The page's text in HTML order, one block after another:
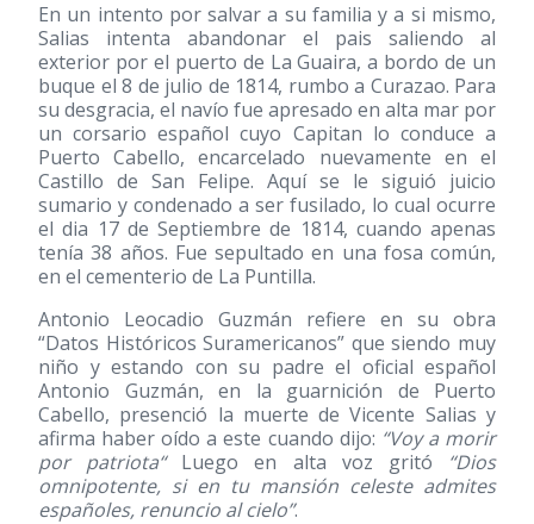
En un intento por salvar a su familia y a si mismo,
Salias intenta abandonar el pais saliendo al
exterior por el puerto de La Guaira, a bordo de un
buque el 8 de julio de 1814, rumbo a Curazao. Para
su desgracia, el navío fue apresado en alta mar por
un corsario español cuyo Capitan lo conduce a
Puerto Cabello, encarcelado nuevamente en el
Castillo de San Felipe. Aquí se le siguió juicio
sumario y condenado a ser fusilado, lo cual ocurre
el dia 17 de Septiembre de 1814, cuando apenas
tenía 38 años. Fue sepultado en una fosa común,
en el cementerio de La Puntilla.
Antonio Leocadio Guzmán refiere en su obra
“Datos Históricos Suramericanos” que siendo muy
niño y estando con su padre el oficial español
Antonio Guzmán, en la guarnición de Puerto
Cabello, presenció la muerte de Vicente Salias y
afirma haber oído a este cuando dijo: “Voy a morir
por patriota“Luego en alta voz gritó “Dios
omnipotente, si en tu mansión celeste admites
españoles, renuncio al cielo”.